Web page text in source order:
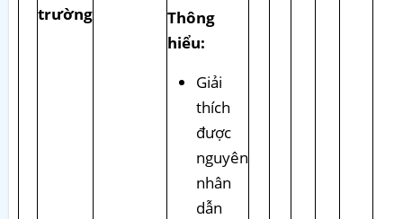
trường
Thông
hiểu:
Giải
thích
được
nguyên
nhân
dẫn